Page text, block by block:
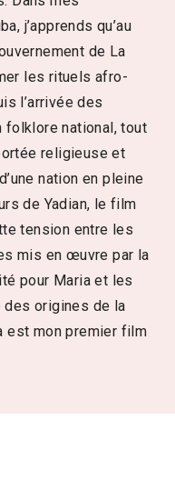
j’apprends qu’au
de La
les rituels afro-
l’arrivée des
national, tout
religieuse et
nation en pleine
de Yadian, le film
tension entre les
mis en œuvre par la
pour Maria et les
des origines de la
est mon premier film